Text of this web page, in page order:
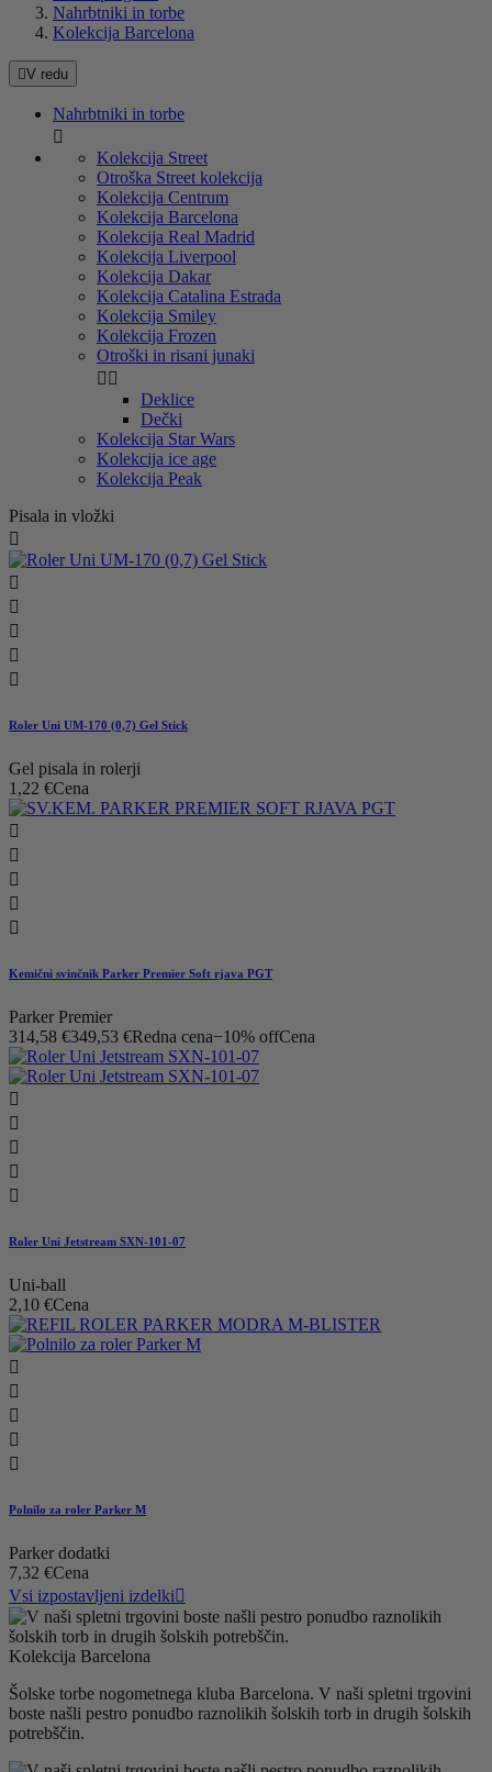
Nahrbtniki in torbe
Kolekcija Barcelona
V redu
Nahrbtniki in torbe

Kolekcija Street
Otroška Street kolekcija
Kolekcija Centrum
Kolekcija Barcelona
Kolekcija Real Madrid
Kolekcija Liverpool
Kolekcija Dakar
Kolekcija Catalina Estrada
Kolekcija Smiley
Kolekcija Frozen
Otroški in risani junaki
 
Deklice
Dečki
Kolekcija Star Wars
Kolekcija ice age
Kolekcija Peak
Pisala in vložki






Roler Uni UM-170 (0,7) Gel Stick
Gel pisala in rolerji
1,22 €Cena





Kemični svinčnik Parker Premier Soft rjava PGT
Parker Premier
314,58 €349,53 €Redna cena−10% offCena





Roler Uni Jetstream SXN-101-07
Uni-ball
2,10 €Cena





Polnilo za roler Parker M
Parker dodatki
7,32 €Cena
Vsi izpostavljeni izdelki
Kolekcija Barcelona
Šolske torbe nogometnega kluba Barcelona. V naši spletni trgovini
boste našli pestro ponudbo raznolikih šolskih torb in drugih šolskih
potrebščin.